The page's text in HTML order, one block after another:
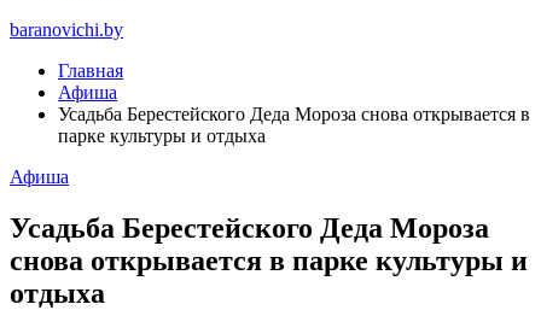
baranovichi.by
Главная
Афиша
Усадьба Берестейского Деда Мороза снова открывается в
парке культуры и отдыха
Афиша
Усадьба Берестейского Деда Мороза
снова открывается в парке культуры и
отдыха